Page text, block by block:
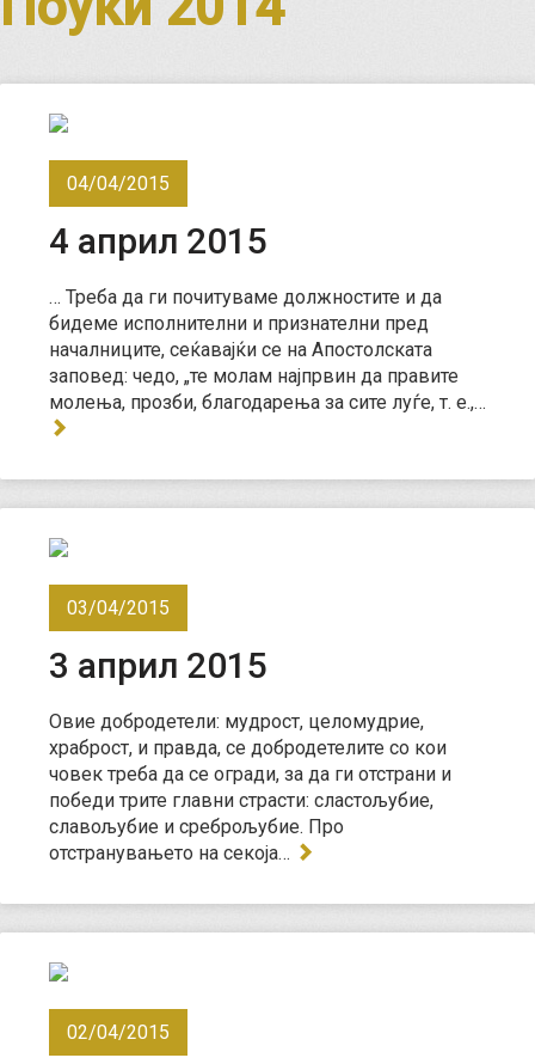
04/04/2015
4 април 2015
… Треба да ги почитуваме должностите и да
бидеме исполнителни и признателни пред
началниците, сеќавајќи се на Апостолската
заповед: чедо, „те молам најпрвин да правите
молења, прозби, благодарења за сите луѓе, т. е.,…
03/04/2015
3 април 2015
Овие добродетели: мудрост, целомудрие,
храброст, и правда, се добродетелите со кои
човек треба да се огради, за да ги отстрани и
победи трите главни страсти: сластољубие,
славољубие и среброљубие. Про
отстранувањето на секоја…
02/04/2015